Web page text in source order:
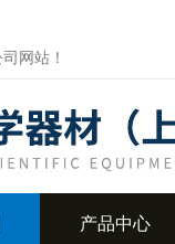
网站！
产品中心